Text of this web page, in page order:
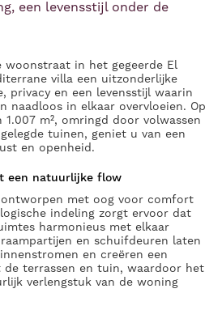
een levensstijl onder de
woonstraat in het gegeerde El
villa een uitzonderlijke
privacy en een levensstijl waarin
naadloos in elkaar overvloeien. Op
1.007 m², omringd door volwassen
tuinen, geniet u van een
en openheid.
een natuurlijke flow
met oog voor comfort
indeling zorgt ervoor dat
harmonieus met elkaar
en schuifdeuren laten
en creëren een
terrassen en tuin, waardoor het
verlengstuk van de woning